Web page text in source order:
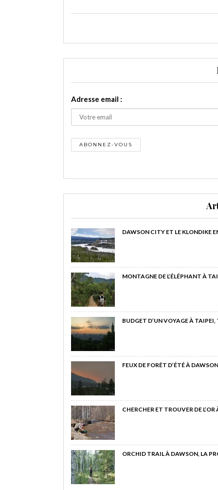
Adresse email :
DAWSON CITY ET LE KLONDIKE
MONTAGNE DE L’ÉLÉPHANT À
BUDGET D’UN VOYAGE À
FEUX DE FORÊT D’ÉTÉ À
CHERCHER ET TROUVER DE
ORCHID TRAIL À DAWSON, LA